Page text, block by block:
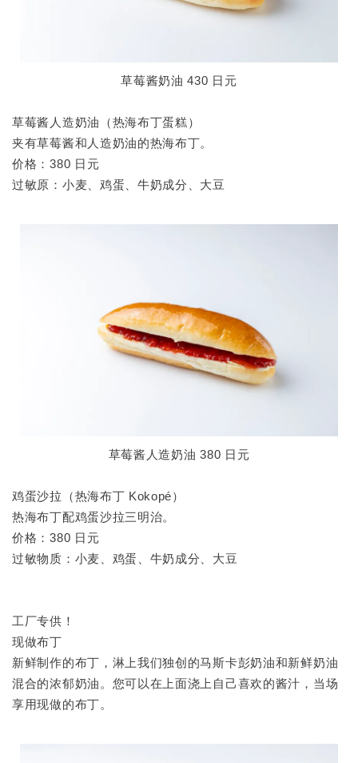
草莓酱奶油 430 日元
草莓酱人造奶油（热海布丁蛋糕）
夹有草莓酱和人造奶油的热海布丁。
价格：380 日元
过敏原：小麦、鸡蛋、牛奶成分、大豆
草莓酱人造奶油 380 日元
鸡蛋沙拉（热海布丁 Kokopé）
热海布丁配鸡蛋沙拉三明治。
价格：380 日元
过敏物质：小麦、鸡蛋、牛奶成分、大豆
工厂专供！
现做布丁
新鲜制作的布丁，淋上我们独创的马斯卡彭奶油和新鲜奶油
混合的浓郁奶油。您可以在上面浇上自己喜欢的酱汁，当场
享用现做的布丁。